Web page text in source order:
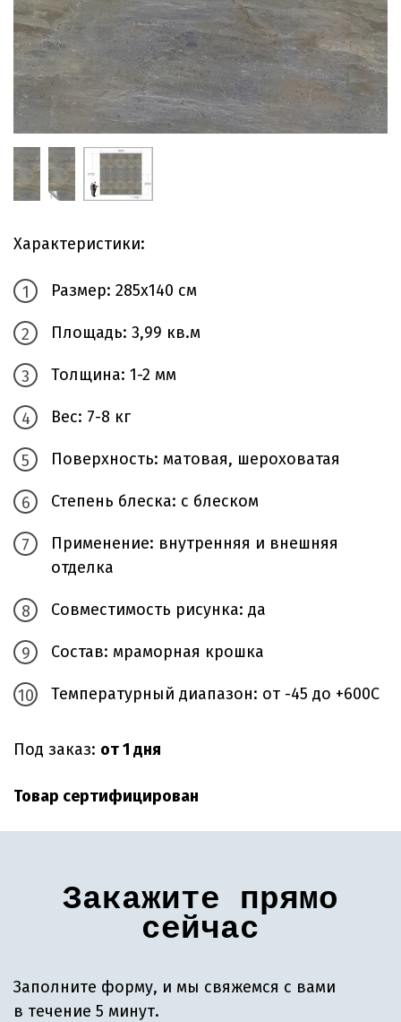
Характеристики:
Размер: 285х140 см
Площадь: 3,99 кв.м
Толщина: 1-2 мм
Вес: 7-8 кг
Поверхность: матовая, шероховатая
Степень блеска: с блеском
Применение: внутренняя и внешняя
отделка
Совместимость рисунка: да
Состав: мраморная крошка
Температурный диапазон: от -45 до +600С
Под заказ: от 1 дня
Товар сертифицирован
Закажите прямо
сейчас
Заполните форму, и мы свяжемся с вами
в течение 5 минут.